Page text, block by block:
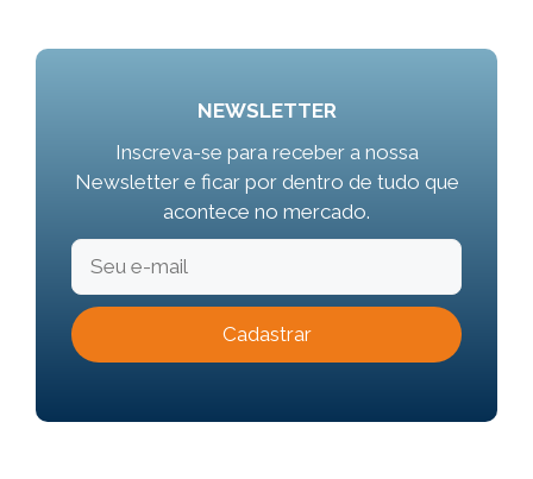
NEWSLETTER
Inscreva-se para receber a nossa
Newsletter e ficar por dentro de tudo que
acontece no mercado.